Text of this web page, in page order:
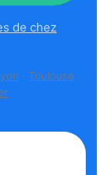
de chez
· Toulouse ·